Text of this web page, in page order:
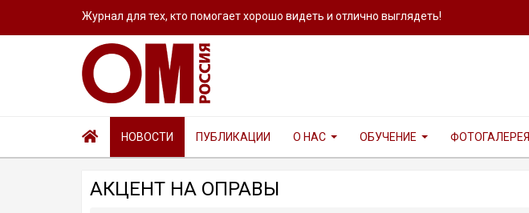
Журнал для тех, кто помогает хорошо видеть и отлично выглядеть!
НОВОСТИ ПУБЛИКАЦИИ О НАС ОБУЧЕНИЕ ФОТОГАЛЕРЕЯ
АКЦЕНТ НА ОПРАВЫ